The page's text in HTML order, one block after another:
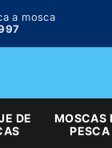
a mosca
DE
MOSCAS
PESCA